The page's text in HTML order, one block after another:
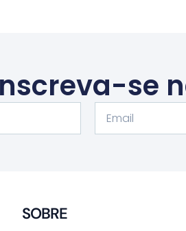
se
SOBRE